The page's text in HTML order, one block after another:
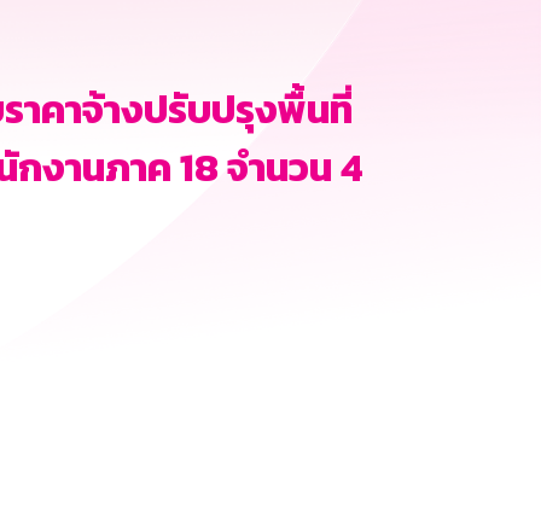
าคาจ้างปรับปรุงพื้นที่
งานภาค 18 จำนวน 4